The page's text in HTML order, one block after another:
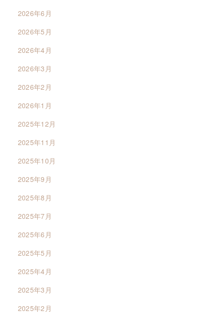
2026年6月
2026年5月
2026年4月
2026年3月
2026年2月
2026年1月
2025年12月
2025年11月
2025年10月
2025年9月
2025年8月
2025年7月
2025年6月
2025年5月
2025年4月
2025年3月
2025年2月